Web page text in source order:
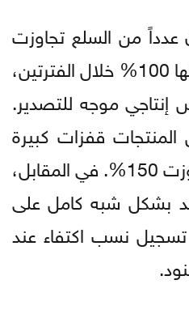
عدداً من السلع تجاوزت
نسبة الاكتفاء الذاتي منها 100% خلال الفترتين،
موجه للتصدير.
قفزات كبيرة
في نسب الاكتفاء، تجاوزت 150%. في المقابل،
بشكل شبه كامل على
تسجيل نسب اكتفاء عند